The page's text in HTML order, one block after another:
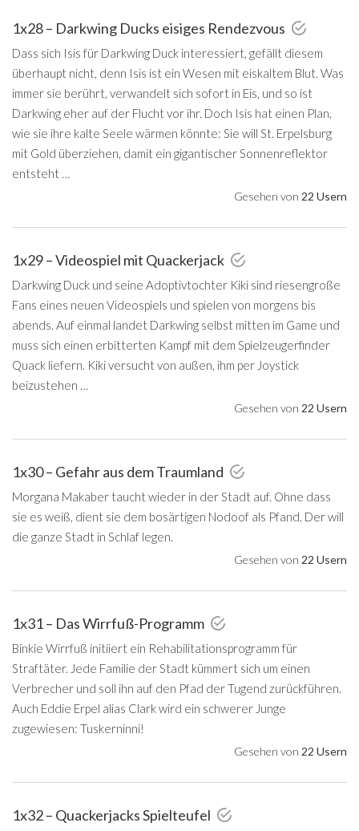
1x28 – Darkwing Ducks eisiges Rendezvous
Dass sich Isis für Darkwing Duck interessiert, gefällt diesem
überhaupt nicht, denn Isis ist ein Wesen mit eiskaltem Blut. Was
immer sie berührt, verwandelt sich sofort in Eis, und so ist
Darkwing eher auf der Flucht vor ihr. Doch Isis hat einen Plan,
wie sie ihre kalte Seele wärmen könnte: Sie will St. Erpelsburg
mit Gold überziehen, damit ein gigantischer Sonnenreflektor
entsteht …
Gesehen von 22 Usern
1x29 – Videospiel mit Quackerjack
Darkwing Duck und seine Adoptivtochter Kiki sind riesengroße
Fans eines neuen Videospiels und spielen von morgens bis
abends. Auf einmal landet Darkwing selbst mitten im Game und
muss sich einen erbitterten Kampf mit dem Spielzeugerfinder
Quack liefern. Kiki versucht von außen, ihm per Joystick
beizustehen …
Gesehen von 22 Usern
1x30 – Gefahr aus dem Traumland
Morgana Makaber taucht wieder in der Stadt auf. Ohne dass
sie es weiß, dient sie dem bosärtigen Nodoof als Pfand. Der will
die ganze Stadt in Schlaf legen.
Gesehen von 22 Usern
1x31 – Das Wirrfuß-Programm
Binkie Wirrfuß initiiert ein Rehabilitationsprogramm für
Straftäter. Jede Familie der Stadt kümmert sich um einen
Verbrecher und soll ihn auf den Pfad der Tugend zurückführen.
Auch Eddie Erpel alias Clark wird ein schwerer Junge
zugewiesen: Tuskerninni!
Gesehen von 22 Usern
1x32 – Quackerjacks Spielteufel